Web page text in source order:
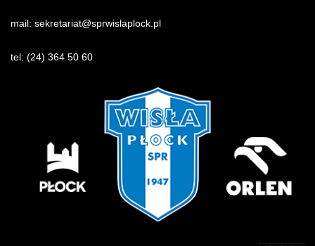
mail: sekretariat@sprwislaplock.pl
tel: (24) 364 50 60